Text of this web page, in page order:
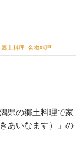
郷土料理 名物料理
県の郷土料理で家
あいなます）」の